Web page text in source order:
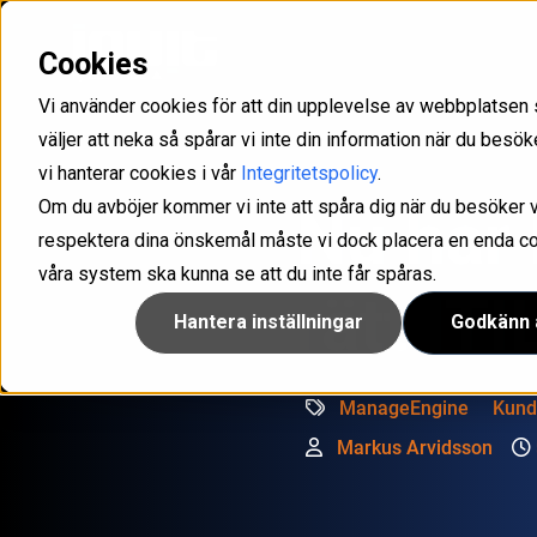
Cookies
Vi använder cookies för att din upplevelse av webbplatsen
väljer att neka så spårar vi inte din information när du
vi hanterar cookies i vår Integritetspolicy.
Om du avböjer kommer vi inte att spåra dig när du besöker
respektera dina önskemål måste vi dock placera en enda
våra system ska kunna se att du inte får spåras.
Hantera inställningar Godkänn
Nu har
rätt
ManageEngine
Markus Arvidsson